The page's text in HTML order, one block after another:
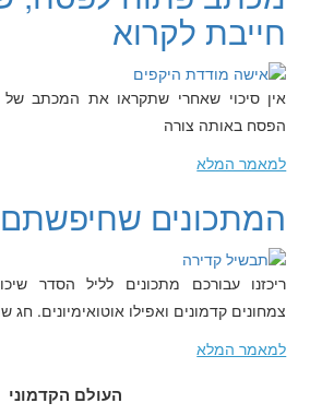
חייבת לקרוא
אין סיכוי שאחרי שתקראו את המכתב
הפסח באותה צורה
למאמר המלא
המתכונים
ריכזנו עבורכם מתכונים לליל הסדר
צמחונים קדמונים ואפילו אוטואימיונים. חג
למאמר המלא
העולם הקדמוני